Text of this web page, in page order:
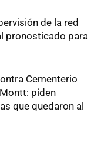
de la red
pronosticado para
Cementerio
piden
que quedaron al